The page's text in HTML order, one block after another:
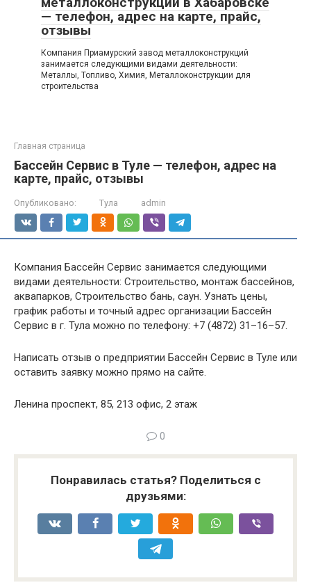
— телефон, адрес на карте, прайс,
отзывы
Компания Приамурский завод металлоконструкций
занимается следующими видами деятельности:
Металлы, Топливо, Химия, Металлоконструкции для
строительства
Главная страница
Бассейн Сервис в Туле — телефон, адрес на
карте, прайс, отзывы
Опубликовано: Тула admin
Компания Бассейн Сервис занимается следующими
видами деятельности: Строительство, монтаж бассейнов,
аквапарков, Строительство бань, саун. Узнать цены,
график работы и точный адрес организации Бассейн
Сервис в г. Тула можно по телефону: +7 (4872) 31–16–57.
Написать отзыв о предприятии Бассейн Сервис в Туле или
оставить заявку можно прямо на сайте.
Ленина проспект, 85, 213 офис, 2 этаж
0
Понравилась статья? Поделиться с
друзьями: